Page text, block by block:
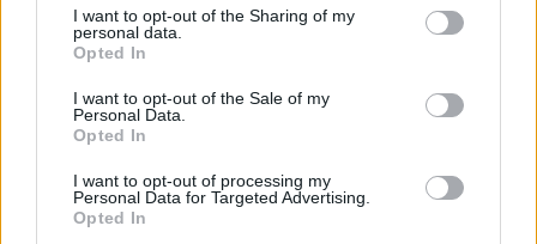
I want to opt-out of the Sharing of my
personal data.
Opted In
I want to opt-out of the Sale of my
Personal Data.
Opted In
I want to opt-out of processing my
Personal Data for Targeted Advertising.
Opted In